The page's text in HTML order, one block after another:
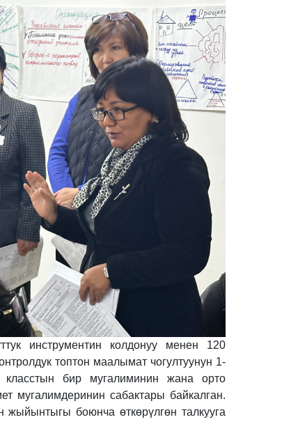
инструментин колдонуу менен 120
топтон маалымат чогултуунун 1-
класстын бир мугалиминин жана орто
мугалимдеринин сабактары байкалган.
жыйынтыгы боюнча өткөрүлгөн талкууга